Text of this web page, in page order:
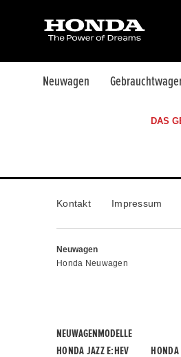
Neuwagen
DAS
Kontakt Impressum
Neuwagen
Honda Neuwagen
NEUWAGENMODELLE
HONDA JAZZ E:HEV